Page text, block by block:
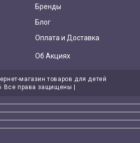
Бренды
Блог
Оплата и Доставка
Об Акциях
магазин товаров для детей
Все права защищены |